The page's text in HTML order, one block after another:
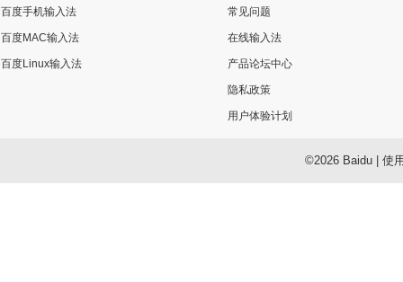
百度手机输入法
百度MAC输入法
百度Linux输入法
常见问题
在线输入法
产品论坛中心
隐私政策
用户体验计划
©2026 Baidu| 使